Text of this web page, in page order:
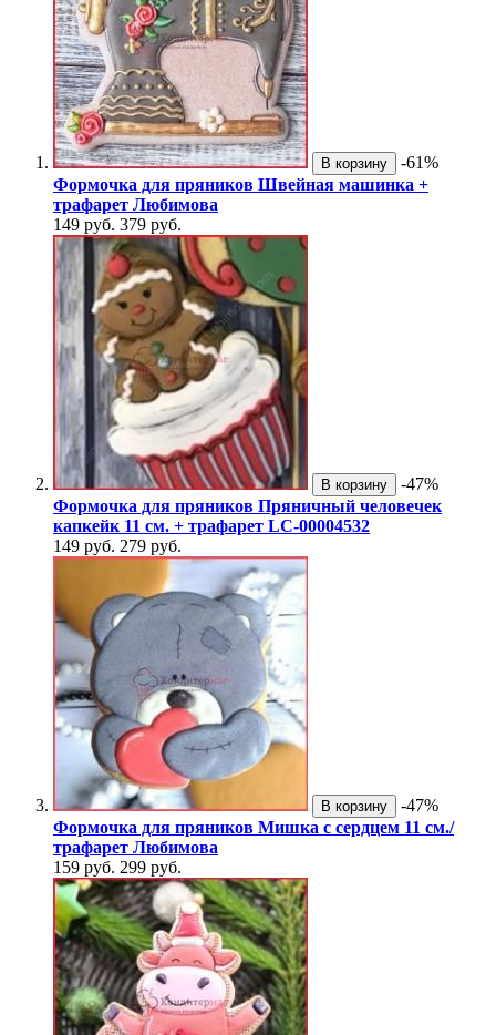
В корзину
-61%
Формочка для пряников Швейная машинка +
трафарет Любимова
149 руб. 379 руб.
В корзину
-47%
Формочка для пряников Пряничный человечек
капкейк 11 см. + трафарет LC-00004532
149 руб. 279 руб.
В корзину
-47%
Формочка для пряников Мишка с сердцем 11 см./
трафарет Любимова
159 руб. 299 руб.